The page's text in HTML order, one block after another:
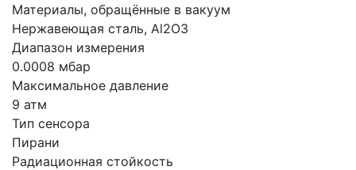
Материалы, обращённые в вакуум
Нержавеющая сталь, Al2O3
Диапазон измерения
0.0008 мбар
Максимальное давление
9 атм
Тип сенсора
Пирани
Радиационная стойкость